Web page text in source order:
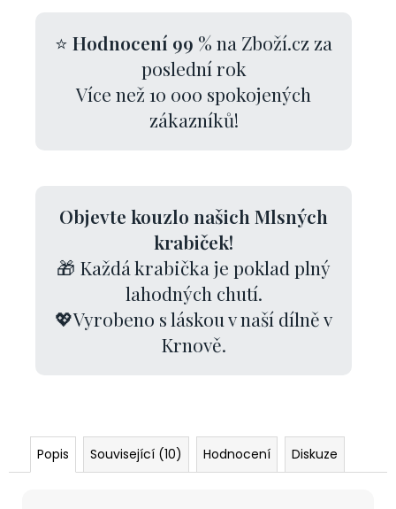
⭐ Hodnocení 99 % na Zboží.cz za
poslední rok
Více než 10 000 spokojených
zákazníků!
Objevte kouzlo našich Mlsných
krabiček!
🎁 Každá krabička je poklad plný
lahodných chutí.
💖Vyrobeno s láskou v naší dílně v
Krnově.
Popis Související (10) Hodnocení Diskuze